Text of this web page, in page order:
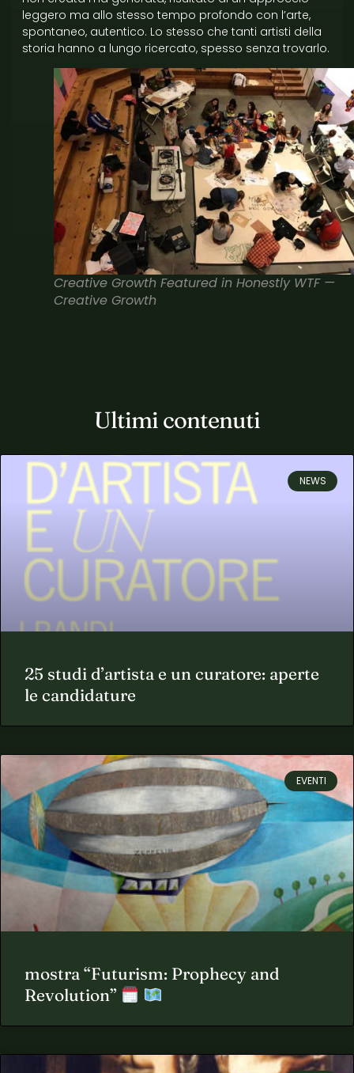
leggero ma allo stesso tempo profondo con l’arte,
spontaneo, autentico. Lo stesso che tanti artisti della
storia hanno a lungo ricercato, spesso senza trovarlo.
Creative Growth Featured in Honestly WTF —
Creative Growth
Ultimi contenuti
NEWS
25 studi d’artista e un curatore: aperte
le candidature
EVENTI
mostra “Futurism: Prophecy and
Revolution”